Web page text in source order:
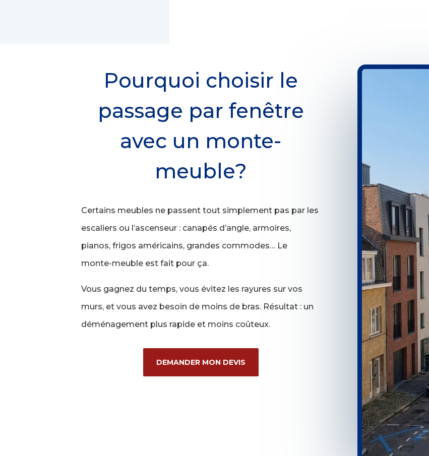
Pourquoi choisir le
passage par fenêtre
avec un monte-
meuble?
Certains meubles ne passent tout simplement pas par les
escaliers ou l’ascenseur : canapés d’angle, armoires,
pianos, frigos américains, grandes commodes… Le
monte-meuble est fait pour ça.
Vous gagnez du temps, vous évitez les rayures sur vos
murs, et vous avez besoin de moins de bras. Résultat : un
déménagement plus rapide et moins coûteux.
DEMANDER MON DEVIS